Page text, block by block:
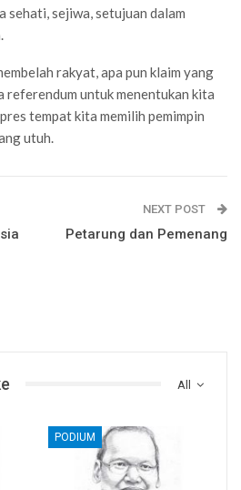
sehati, sejiwa, setujuan dalam
rakyat, apa pun klaim yang
referendum untuk menentukan kita
tempat kita memilih pemimpin
utuh.
NEXT POST
Petarung dan Pemenang
All
PODIUM